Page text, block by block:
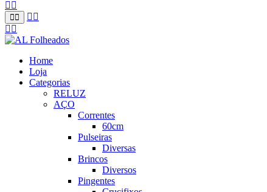
Home
Loja
Categorias
RELUZ
AÇO
Correntes
60cm
Pulseiras
Diversas
Brincos
Diversos
Pingentes